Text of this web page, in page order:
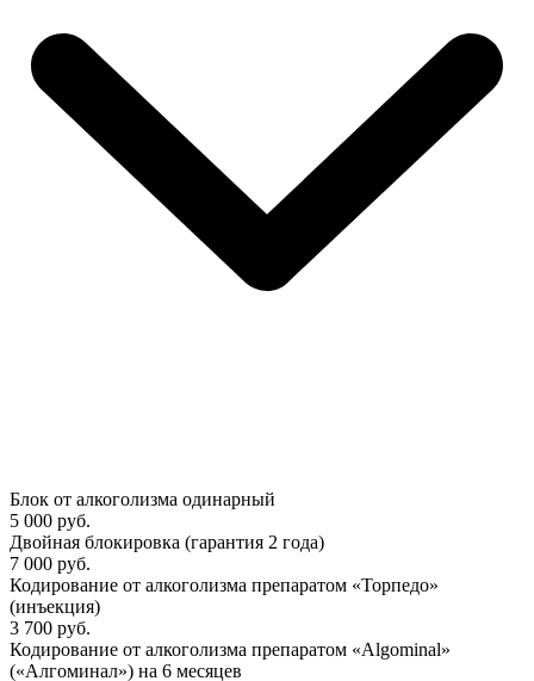
Блок от алкоголизма одинарный
5 000 руб.
Двойная блокировка (гарантия 2 года)
7 000 руб.
Кодирование от алкоголизма препаратом «Торпедо»
(инъекция)
3 700 руб.
Кодирование от алкоголизма препаратом «Algominal»
(«Алгоминал») на 6 месяцев